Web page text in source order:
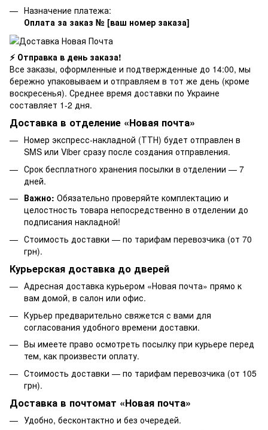
Назначение платежа:
Оплата за заказ № [ваш номер заказа]
⚡ Отправка в день заказа!
Все заказы, оформленные и подтвержденные до 14:00, мы
бережно упаковываем и отправляем в тот же день (кроме
воскресенья). Среднее время доставки по Украине
составляет 1-2 дня.
Доставка в отделение «Новая почта»
Номер экспресс-накладной (ТТН) будет отправлен в
SMS или Viber сразу после создания отправления.
Срок бесплатного хранения посылки в отделении — 7
дней.
Важно: Обязательно проверяйте комплектацию и
целостность товара непосредственно в отделении до
подписания накладной!
Стоимость доставки — по тарифам перевозчика (от 70
грн).
Курьерская доставка до дверей
Адресная доставка курьером «Новая почта» прямо к
вам домой, в салон или офис.
Курьер предварительно свяжется с вами для
согласования удобного времени доставки.
Вы имеете право осмотреть посылку при курьере перед
тем, как произвести оплату.
Стоимость доставки — по тарифам перевозчика (от 105
грн).
Доставка в почтомат «Новая почта»
Удобно, бесконтактно и без очередей.